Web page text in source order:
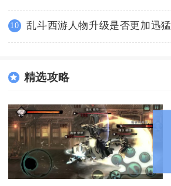
10 乱斗西游人物升级是否更加迅猛
精选攻略